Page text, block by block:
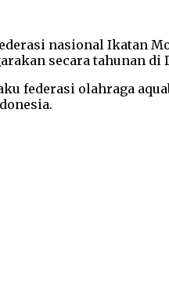
nasional Ikatan
secara tahunan di
federasi olahraga